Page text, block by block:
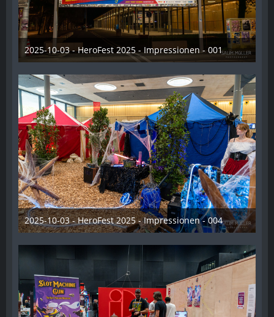
2025-10-03 - HeroFest 2025 - Impressionen - 001
21. Oktober 2025
2025-10-03 - HeroFest 2025 - Impressionen - 004
21. Oktober 2025